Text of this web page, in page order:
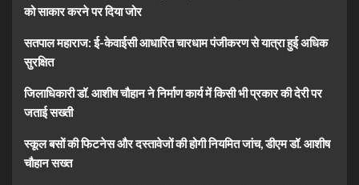
को साकार करने पर दिया जोर
सतपाल महाराज: ई-केवाईसी आधारित चारधाम पंजीकरण से यात्रा हुई अधिक
सुरक्षित
जिलाधिकारी डॉ. आशीष चौहान ने निर्माण कार्य में किसी भी प्रकार की देरी पर
जताई सख्ती
स्कूल बसों की फिटनेस और दस्तावेजों की होगी नियमित जांच, डीएम डॉ. आशीष
चौहान सख्त